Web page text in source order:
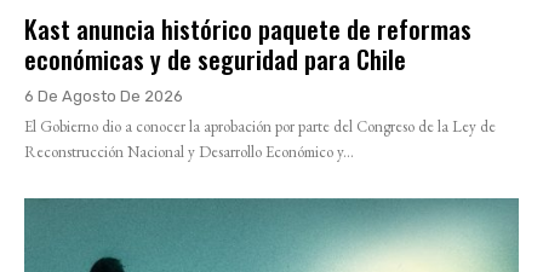
Kast anuncia histórico paquete de reformas
económicas y de seguridad para Chile
6 De Agosto De 2026
El Gobierno dio a conocer la aprobación por parte del Congreso de la Ley de
Reconstrucción Nacional y Desarrollo Económico y...